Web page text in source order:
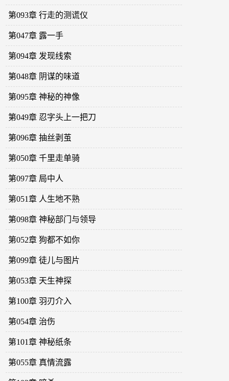
第093章 行走的测谎仪
第047章 露一手
第094章 发现线索
第048章 阴谋的味道
第095章 神秘的神像
第049章 忍字头上一把刀
第096章 抽丝剥茧
第050章 千里走单骑
第097章 局中人
第051章 人生地不熟
第098章 神秘部门与领导
第052章 狗都不如你
第099章 徒儿与图片
第053章 天生神探
第100章 羽刃介入
第054章 治伤
第101章 神秘纸条
第055章 真情流露